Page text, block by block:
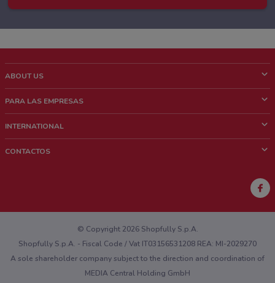
ABOUT US
¿Quiénes Somos?
Trabaja con nosotros
PARA LAS EMPRESAS
Contacto comercial
INTERNATIONAL
CONTACTOS
¿Encontraste un problema en la web o en la aplicación?
© Copyright 2026 Shopfully S.p.A.
Shopfully S.p.A. - Fiscal Code / Vat IT03156531208 REA: MI-2029270
A sole shareholder company subject to the direction and coordination of
MEDIA Central Holding GmbH